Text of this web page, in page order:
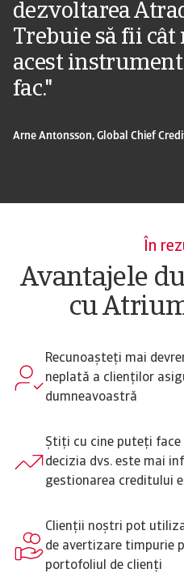
dezvoltarea
Trebuie să fii
acest instrument
fac."
Arne Antonsson, Global Chief
În
Avantajele
cu
Recunoașteți mai
neplată a clienților
dumneavoastră
Știți cu cine puteți
decizia dvs. este mai
gestionarea creditului
Clienții noștri pot
de avertizare timpurie
portofoliul de clienți